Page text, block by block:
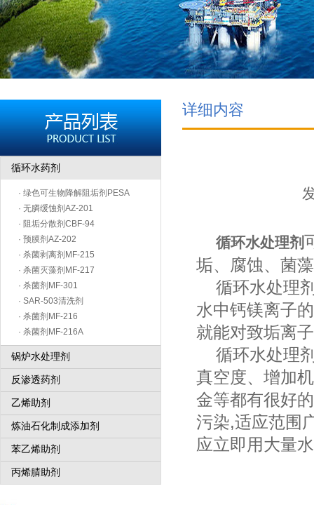
循环水药剂
· 绿色可生物降解阻垢剂PESA
· 无膦缓蚀剂AZ-201
· 阻垢分散剂CBF-94
· 预膜剂AZ-202
· 杀菌剥离剂MF-215
· 杀菌灭藻剂MF-217
· 杀菌剂MF-301
· SAR-503清洗剂
· 杀菌剂MF-216
· 杀菌剂MF-216A
锅炉水处理剂
反渗透药剂
乙烯助剂
炼油石化制成添加剂
苯乙烯助剂
丙烯腈助剂
详细内容
循环水处理剂
垢、腐蚀、菌
循环水处理
水中钙镁离子
就能对致垢离
循环水处理
真空度、增加
金等都有很好
污染,适应范围
应立即用大量